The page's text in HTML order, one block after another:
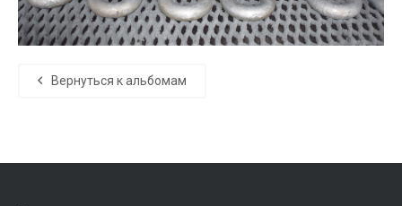
Вернуться к альбомам